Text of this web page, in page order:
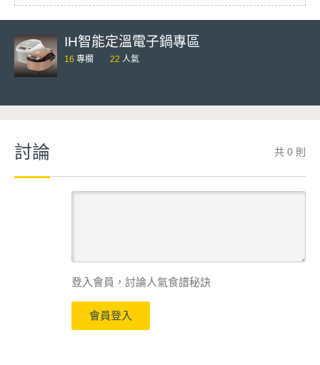
IH智能定溫電子鍋專區
16 專欄 22 人氣
討論 共 0 則
登入會員，討論人氣食譜秘訣
會員登入